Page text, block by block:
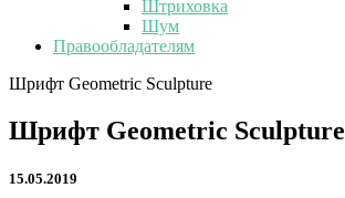
Штриховка
Шум
Правообладателям
Шрифт Geometric Sculpture
Шрифт Geometric Sculpture
15.05.2019